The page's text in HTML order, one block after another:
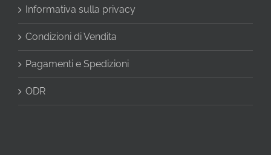
Informativa sulla privacy
Condizioni di Vendita
Pagamenti e Spedizioni
ODR